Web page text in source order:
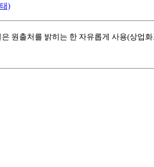
)
원출처를 밝히는 한 자유롭게 사용(상업